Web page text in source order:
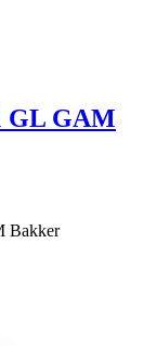
GL GAM
Bakker